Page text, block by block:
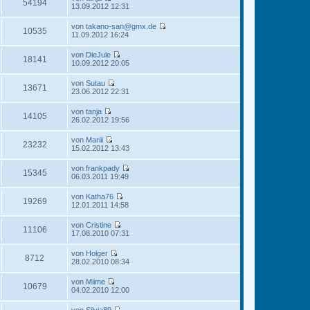
g
i
t
r
a
g
r
i
t
r
a
g
t
e
r
54194
N
e
s
t
e
r
e
i
t
r
g
13.09.2012 12:31
10535 von takano-san@gmx.de
t
r
11.09.2012 16:24
18141 von DieJule
N
s
t
r
r
a
g
10.09.2012 20:05
13671 von Sutau
N
s
t
r
e
i
t
r
a
g
23.06.2012 22:31
14105 von tanja
N
e
s
t
e
r
e
i
t
r
a
g
26.02.2012 19:56
23232 von Mariii
N
e
s
t
e
r
e
i
t
r
a
g
15.02.2012 13:43
15345 von frankpady
t
r
06.03.2011 19:49
19269 von Katha76
N
s
t
r
i
t
r
12.01.2011 14:58
11106 von Cristine
N
s
t
r
17.08.2010 07:31
8712 von Holger
N
s
t
28.02.2010 08:34
10679 von Miime
N
u
04.02.2010 12:00